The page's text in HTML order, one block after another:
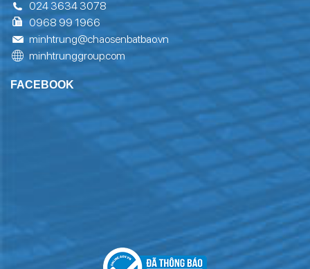
024 3634 3078
0968 99 1966
minhtrung@chaosenbatbao.vn
minhtrunggroup.com
FACEBOOK